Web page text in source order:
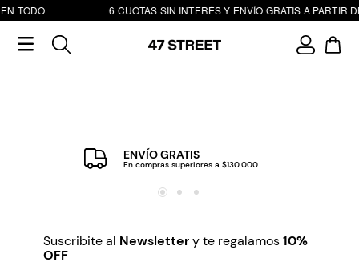
TODO 6 CUOTAS SIN INTERÉS Y ENVÍO GRATIS A PARTIR
ENVÍO GRATIS
En compras superiores a $130.000
Suscribite al Newslettery te regalamos10%
OFF